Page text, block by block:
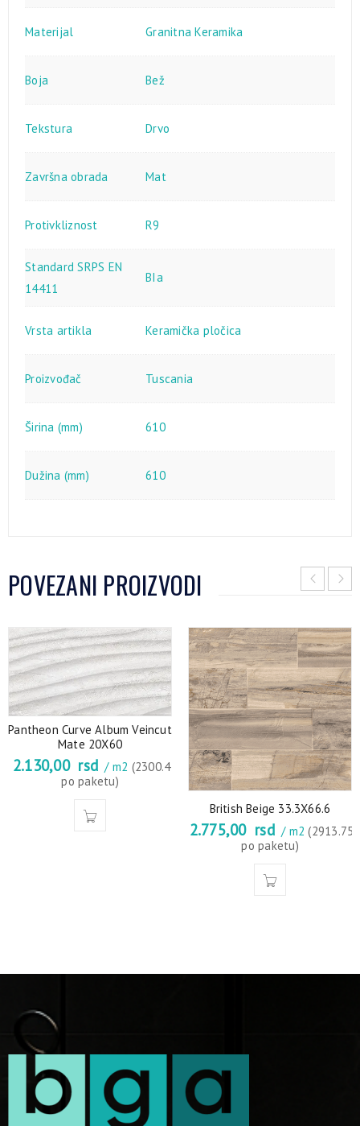
Materijal Granitna Keramika
Boja Bež
Tekstura Drvo
Završna obrada Mat
Protivkliznost R9
Standard SRPS EN
14411
BIa
Vrsta artikla Keramička pločica
Proizvođač Tuscania
Širina (mm) 610
Dužina (mm) 610
POVEZANI PROIZVODI
Pantheon Curve Album Veincut
Mate 20X60
2.130,00 rsd / m2 (2300.4
po paketu)
British Beige 33.3X66.6
2.775,00 rsd / m2(2913.75
po paketu)